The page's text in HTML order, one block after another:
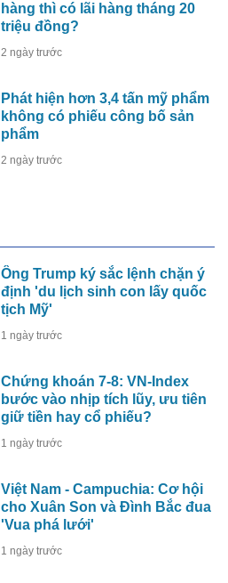
hàng thì có lãi hàng tháng 20
triệu đồng?
2 ngày trước
Phát hiện hơn 3,4 tấn mỹ phẩm
không có phiếu công bố sản
phẩm
2 ngày trước
Ông Trump ký sắc lệnh chặn ý
định 'du lịch sinh con lấy quốc
tịch Mỹ'
1 ngày trước
Chứng khoán 7-8: VN-Index
bước vào nhịp tích lũy, ưu tiên
giữ tiền hay cổ phiếu?
1 ngày trước
Việt Nam - Campuchia: Cơ hội
cho Xuân Son và Đình Bắc đua
'Vua phá lưới'
1 ngày trước